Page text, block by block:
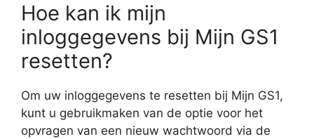
Hoe kan ik mijn
inloggegevens bij Mijn GS1
resetten?
Om uw inloggegevens te resetten bij Mijn GS1,
kunt u gebruikmaken van de optie voor het
opvragen van een nieuw wachtwoord via de